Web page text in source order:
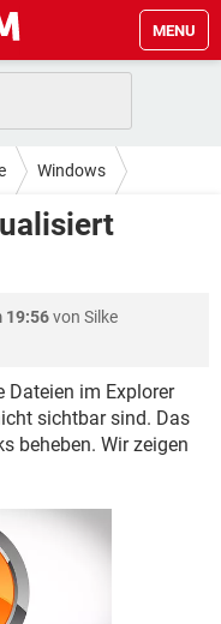
MENU
Windows
19:56von Silke
im Explorer
sichtbar sind. Das
beheben. Wir zeigen